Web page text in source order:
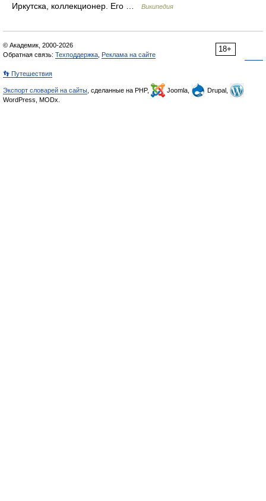
Иркутска, коллекционер. Его …
Википедия
18+
© Академик, 2000-2026
Обратная связь: Техподдержка Реклама на сайте
👣 Путешествия
Экспорт словарей на сайты , сделанные на PHP, Joomla,
Drupal,
WordPress, MODx.